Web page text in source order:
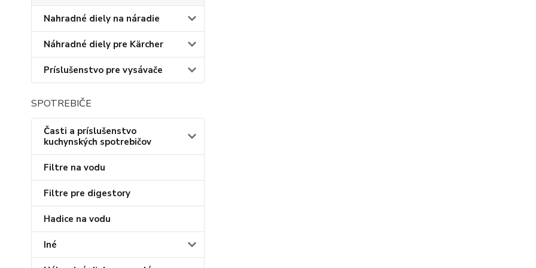
Nahradné diely na náradie
Náhradné diely pre Kärcher
Príslušenstvo pre vysávače
SPOTREBIČE
Časti a príslušenstvo
kuchynských spotrebičov
Filtre na vodu
Filtre pre digestory
Hadice na vodu
Iné